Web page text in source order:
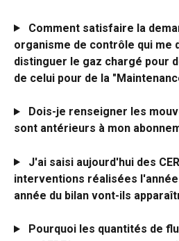
Comment satisfaire la
organisme de contrôle qui me
distinguer le gaz chargé pour
de celui pour de la
Dois-je renseigner les
sont antérieurs à mon
J'ai saisi aujourd'hui des
interventions réalisées
année du bilan vont-ils
Pourquoi les quantités de